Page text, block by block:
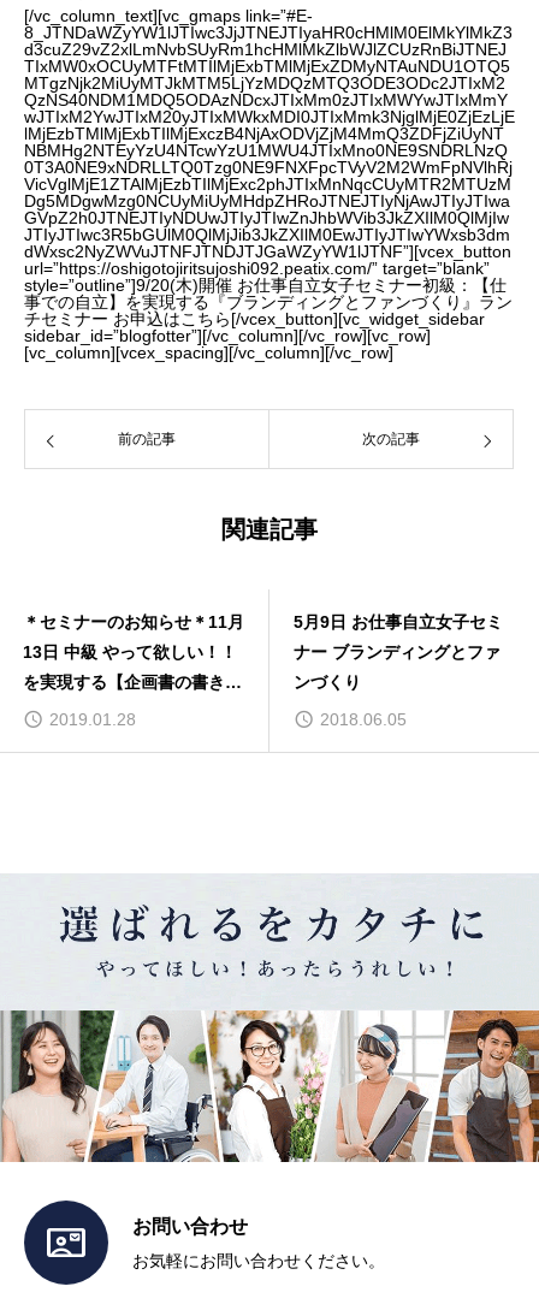
[/vc_column_text][vc_gmaps link=”#E-
8_JTNDaWZyYW1lJTIwc3JjJTNEJTIyaHR0cHMlM0ElMkYlMkZ3
d3cuZ29vZ2xlLmNvbSUyRm1hcHMlMkZlbWJlZCUzRnBiJTNEJ
TIxMW0xOCUyMTFtMTIlMjExbTMlMjExZDMyNTAuNDU1OTQ5
MTgzNjk2MiUyMTJkMTM5LjYzMDQzMTQ3ODE3ODc2JTIxM2
QzNS40NDM1MDQ5ODAzNDcxJTIxMm0zJTIxMWYwJTIxMmY
wJTIxM2YwJTIxM20yJTIxMWkxMDI0JTIxMmk3NjglMjE0ZjEzLjE
lMjEzbTMlMjExbTIlMjExczB4NjAxODVjZjM4MmQ3ZDFjZiUyNT
NBMHg2NTEyYzU4NTcwYzU1MWU4JTIxMno0NE9SNDRLNzQ
0T3A0NE9xNDRLLTQ0Tzg0NE9FNXFpcTVyV2M2WmFpNVlhRj
VicVglMjE1ZTAlMjEzbTIlMjExc2phJTIxMnNqcCUyMTR2MTUzM
Dg5MDgwMzg0NCUyMiUyMHdpZHRoJTNEJTIyNjAwJTIyJTIwa
GVpZ2h0JTNEJTIyNDUwJTIyJTIwZnJhbWVib3JkZXIlM0QlMjIw
JTIyJTIwc3R5bGUlM0QlMjJib3JkZXIlM0EwJTIyJTIwYWxsb3dm
dWxsc2NyZWVuJTNFJTNDJTJGaWZyYW1lJTNF”][vcex_button
url=”https://oshigotojiritsujoshi092.peatix.com/” target=”blank”
style=”outline”]9/20(木)開催 お仕事自立女子セミナー初級：【仕
事での自立】を実現する『ブランディングとファンづくり』ラン
チセミナー お申込はこちら[/vcex_button][vc_widget_sidebar
sidebar_id=”blogfotter”][/vc_column][/vc_row][vc_row]
[vc_column][vcex_spacing][/vc_column][/vc_row]
前の記事 次の記事
関連記事
＊セミナーのお知らせ＊11月
13日 中級 やって欲しい！！
を実現する【企画書の書き
方】
2019.01.28
5月9日 お仕事自立女子セミ
ナー ブランディングとファ
ンづくり
2018.06.05
 お問い合わせ
お気軽にお問い合わせください。